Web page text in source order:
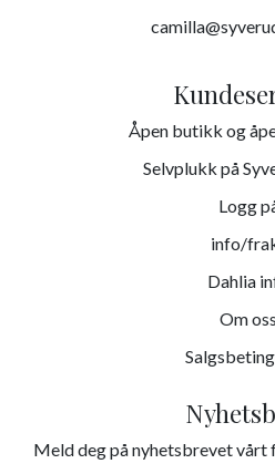
Åpen butikk og
Selvplukk på
Logg
info/
Dahlia
Om oss
Meld deg på nyhetsbrevet